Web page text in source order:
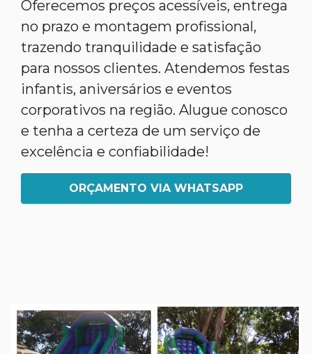
Oferecemos preços acessíveis, entrega
no prazo e montagem profissional,
trazendo tranquilidade e satisfação
para nossos clientes. Atendemos festas
infantis, aniversários e eventos
corporativos na região. Alugue conosco
e tenha a certeza de um serviço de
excelência e confiabilidade!
ORÇAMENTO VIA WHATSAPP